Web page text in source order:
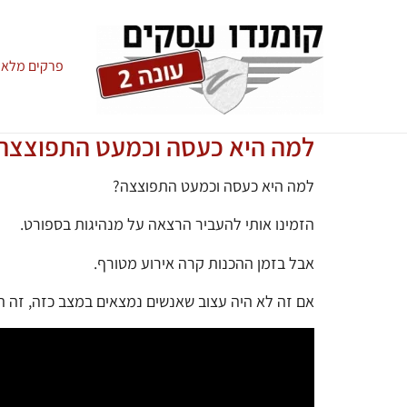
פרקים
למה היא כעסה וכמעט
למה היא כעסה וכמעט התפוצצה?
הזמינו אותי להעביר הרצאה על מנהיגות בספורט.
אבל בזמן ההכנות קרה אירוע מטורף.
אם זה לא היה עצוב שאנשים נמצאים במצב כזה, זה